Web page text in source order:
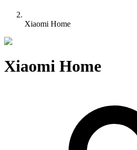
Xiaomi Home
Xiaomi Home